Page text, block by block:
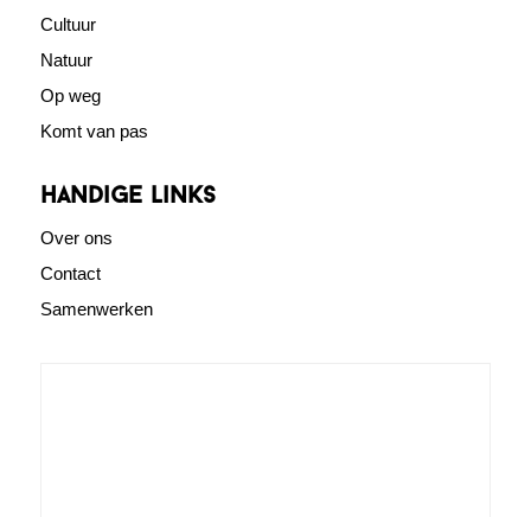
Cultuur
Natuur
Op weg
Komt van pas
Handige links
Over ons
Contact
Samenwerken